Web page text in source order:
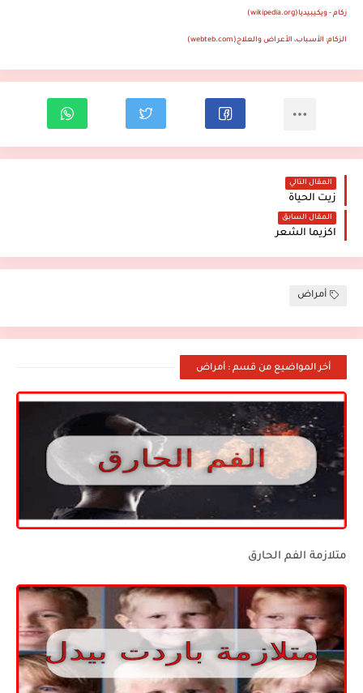
زكام - ويكيبيديا (wikipedia.org)
الزكام: الأسباب، الأعراض والعلاج(webteb.com)
المقال التالي
زيت الحياة
المقال السابق
اكزيما الشعر
أمراض
أخر المواضيع من قسم : أمراض
متلازمة الفم الحارق